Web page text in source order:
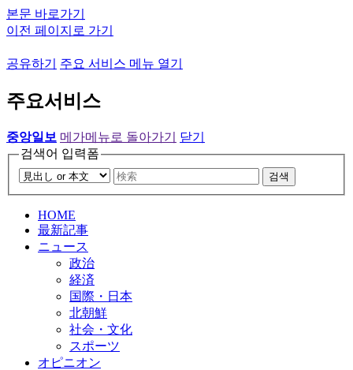
본문 바로가기
이전 페이지로 가기
공유하기 주요 서비스 메뉴 열기
주요서비스
중앙일보 메가메뉴로 돌아가기
닫기
검색어 입력폼
검색
HOME
最新記事
ニュース
政治
経済
国際・日本
北朝鮮
社会・文化
スポーツ
オピニオン